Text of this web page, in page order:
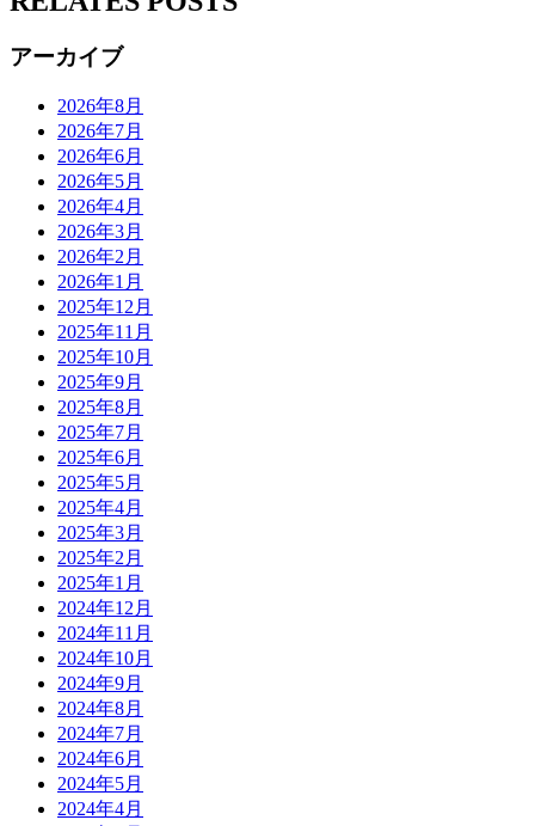
アーカイブ
2026年8月
2026年7月
2026年6月
2026年5月
2026年4月
2026年3月
2026年2月
2026年1月
2025年12月
2025年11月
2025年10月
2025年9月
2025年8月
2025年7月
2025年6月
2025年5月
2025年4月
2025年3月
2025年2月
2025年1月
2024年12月
2024年11月
2024年10月
2024年9月
2024年8月
2024年7月
2024年6月
2024年5月
2024年4月